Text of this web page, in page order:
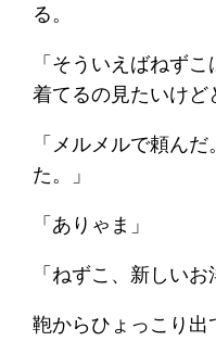
る。
「そういえばねず
着てるの見たいけど
「メルメルで頼ん
た。」
「ありゃま」
「ねずこ、新しいお
鞄からひょっこり出